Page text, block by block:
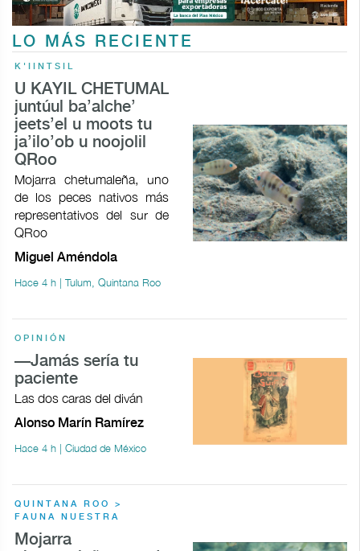
LO MÁS RECIENTE
K'IINTSIL
U KAYIL CHETUMAL
juntúul ba’alche’
jeets’el u moots tu
ja’ilo’ob u noojolil
QRoo
Mojarra chetumaleña, uno
de los peces nativos más
representativos del sur de
QRoo
Miguel Améndola
Hace 4 h | Tulum, Quintana Roo
OPINIÓN
—Jamás sería tu
paciente
Las dos caras del diván
Alonso Marín Ramírez
Hace 4 h | Ciudad de México
QUINTANA ROO >
FAUNA NUESTRA
Mojarra